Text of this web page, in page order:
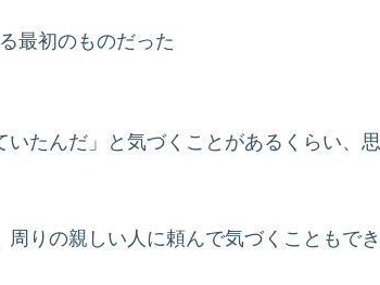
最初のものだった
たんだ」と気づくことがあるくらい、思
りの親しい人に頼んで気づくこともでき